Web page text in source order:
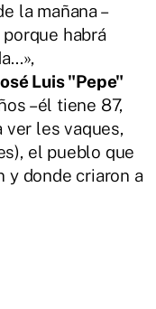
la mañana –
habrá
Luis "Pepe"
–él tiene 87,
ver les vaques,
el pueblo que
y donde criaron a